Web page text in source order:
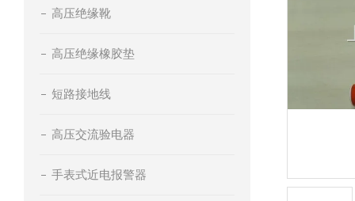
高压绝缘靴
高压绝缘橡胶垫
短路接地线
高压交流验电器
手表式近电报警器